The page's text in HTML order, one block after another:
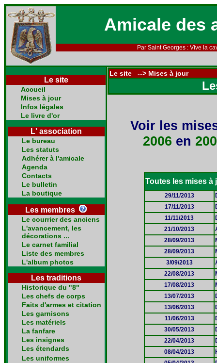
Amicale des
Par Saint Georges : Vive la
Le site
Accueil
Mises à jour
Infos légales
Le livre d'or
L' association
Le bureau
Les statuts
Adhérer à l'amicale
Agenda
Contacts
Le bulletin
La boutique
Les membres
Le courrier des anciens
L'avancement, les
décorations ...
Le carnet familial
Liste des membres
L'album photos
Les traditions
Historique du "8"
Les chefs de corps
Faits d'armes et citation
Les garnisons
Les matériels
La fanfare
Les insignes
Les étendards
Les uniformes
Le site --> Mises à jour
Voir les
2006 en
Toutes les mises à
29/11/2013
17/11/2013
11/11/2013
21/10/2013
28/09/2013
28/09/2013
3/09/2013
22/08/2013
17/08/2013
13/07/2013
13/06/2013
11/06/2013
30/05/2013
22/04/2013
08/04/2013